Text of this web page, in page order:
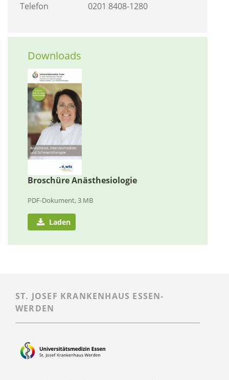
Telefon
0201 8408-1280
Downloads
Broschüre Anästhesiologie
PDF-Dokument, 3 MB
Laden
ST. JOSEF KRANKENHAUS ESSEN-
WERDEN